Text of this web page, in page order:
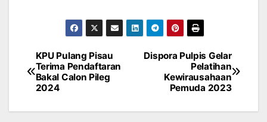
Post
navigation
Dispora Pulpis Gelar
Pelatihan
Kewirausahaan
Pemuda 2023
KPU Pulang Pisau
Terima Pendaftaran
Bakal Calon Pileg
2024